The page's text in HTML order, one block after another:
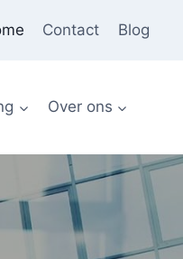
Contact Blog
Over ons